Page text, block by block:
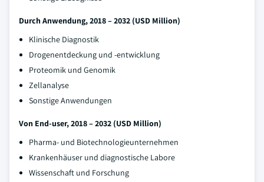
Durch Anwendung, 2018 – 2032 (USD Million)
Klinische Diagnostik
Drogenentdeckung und -entwicklung
Proteomik und Genomik
Zellanalyse
Sonstige Anwendungen
Von End-user, 2018 – 2032 (USD Million)
Pharma- und Biotechnologieunternehmen
Krankenhäuser und diagnostische Labore
Wissenschaft und Forschung